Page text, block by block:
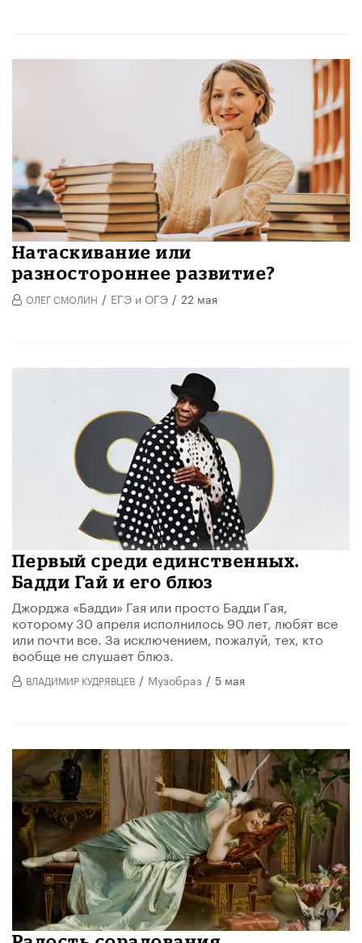
​Натаскивание или
разностороннее развитие?
ОЛЕГ СМОЛИН / ЕГЭ и ОГЭ / 22 мая
Первый среди единственных.
Бадди Гай и его блюз
Джорджа «Бадди» Гая или просто Бадди Гая,
которому 30 апреля исполнилось 90 лет, любят все
или почти все. За исключением, пожалуй, тех, кто
вообще не слушает блюз.
ВЛАДИМИР КУДРЯВЦЕВ / Музобраз / 5 мая